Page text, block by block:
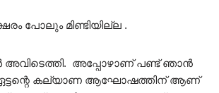
പോലും മിണ്ടിയില്ല .
അപ്പോഴാണ് പണ്ട് ഞാൻ
കല്യാണ ആഘോഷത്തിന് ആണ്